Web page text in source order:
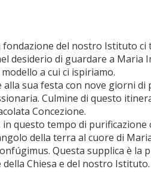
fondazione del nostro Istituto
desiderio di guardare a Maria
a cui ci ispiriamo.
sua festa con nove giorni
Culmine di questo
Concezione.
in questo tempo di
della terra al cuore di
Questa supplica è la
Chiesa e del nostro Istituto.